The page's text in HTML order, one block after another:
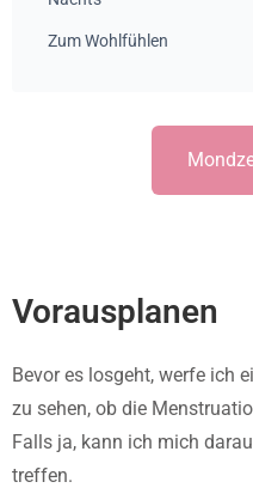
Zum Wohlfühlen
Vorausplanen
Bevor es losgeht, werfe ich
zu sehen, ob die
Falls ja, kann ich mich
treffen.